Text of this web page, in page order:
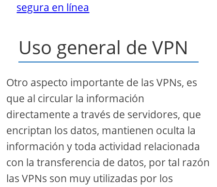
segura en línea
Uso general de VPN
Otro aspecto importante de las VPNs, es
que al circular la información
directamente a través de servidores, que
encriptan los datos, mantienen oculta la
información y toda actividad relacionada
con la transferencia de datos, por tal razón
las VPNs son muy utilizadas por los